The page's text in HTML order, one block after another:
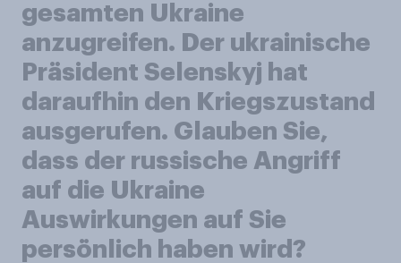
gesamten Ukraine
anzugreifen. Der ukrainische
Präsident Selenskyj hat
daraufhin den Kriegszustand
ausgerufen. Glauben Sie,
dass der russische Angriff
auf die Ukraine
Auswirkungen auf Sie
persönlich haben wird?